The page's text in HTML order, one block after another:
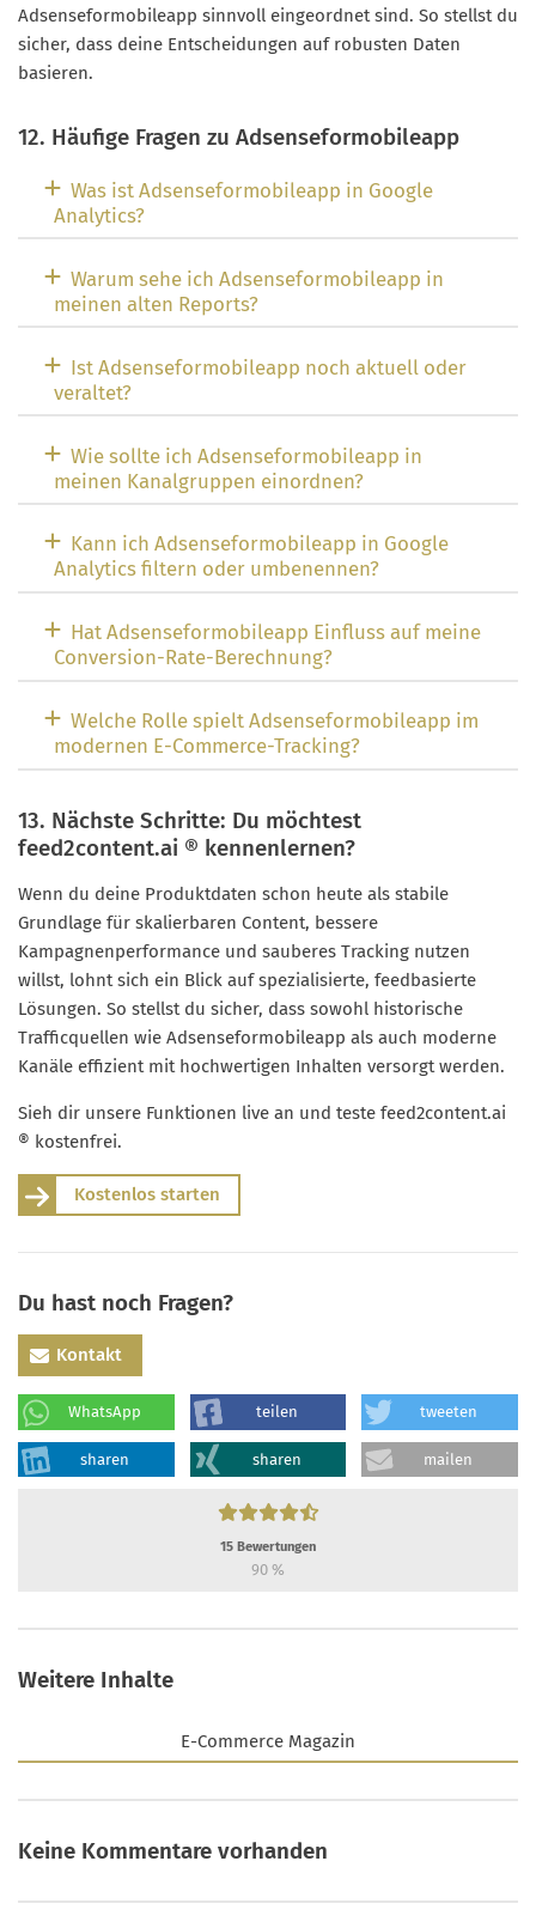
Adsenseformobileapp sinnvoll eingeordnet sind. So stellst du
sicher, dass deine Entscheidungen auf robusten Daten
basieren.
12. Häufige Fragen zu Adsenseformobileapp
Was ist Adsenseformobileapp in Google
Analytics?
Warum sehe ich Adsenseformobileapp in
meinen alten Reports?
Ist Adsenseformobileapp noch aktuell oder
veraltet?
Wie sollte ich Adsenseformobileapp in
meinen Kanalgruppen einordnen?
Kann ich Adsenseformobileapp in Google
Analytics filtern oder umbenennen?
Hat Adsenseformobileapp Einfluss auf meine
Conversion-Rate-Berechnung?
Welche Rolle spielt Adsenseformobileapp im
modernen E-Commerce-Tracking?
13. Nächste Schritte: Du möchtest
feed2content.ai ® kennenlernen?
Wenn du deine Produktdaten schon heute als stabile
Grundlage für skalierbaren Content, bessere
Kampagnenperformance und sauberes Tracking nutzen
willst, lohnt sich ein Blick auf spezialisierte, feedbasierte
Lösungen. So stellst du sicher, dass sowohl historische
Trafficquellen wie Adsenseformobileapp als auch moderne
Kanäle effizient mit hochwertigen Inhalten versorgt werden.
Sieh dir unsere Funktionen live an und teste feed2content.ai
® kostenfrei.
Kostenlos starten
Du hast noch Fragen?
Kontakt
WhatsApp teilen tweeten
sharen sharen mailen
15 Bewertungen
90 %
Weitere Inhalte
E-Commerce Magazin
Keine Kommentare vorhanden